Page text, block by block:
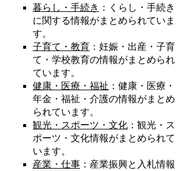
暮らし・手続き ：くらし・手続き
に関する情報がまとめられていま
す。
子育て・教育 ：妊娠・出産・子育
て・学校教育の情報がまとめられ
ています。
健康・医療・福祉 ：健康・医療・
年金・福祉・介護の情報がまとめ
られています。
観光・スポーツ・文化 ：観光・ス
ポーツ・文化情報がまとめられて
います。
産業・仕事 ：産業振興と入札情報